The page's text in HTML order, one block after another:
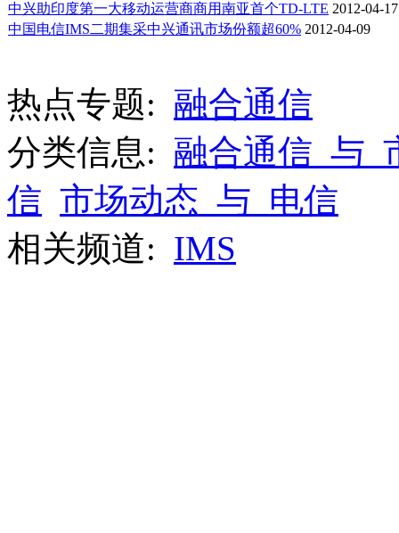
中兴助印度第一大移动运营商商用南亚首个TD-LTE 2012-04-17
中国电信IMS二期集采中兴通讯市场份额超60% 2012-04-09
热点专题: 融合通信
分类信息: 融合通信_与_
信 市场动态_与_电信
相关频道: IMS